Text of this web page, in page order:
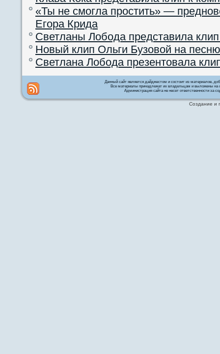
«Ты не смогла простить» —
Егора Крида
Светланы Лобода представила
Новый клип Ольги Бузовой на
Светлана Лобода презентовала
Данный сайт является дайджестом и состоит из материалов,
Все материалы принадлежат их владельцам и выложены на
Администрация сайта не несет ответственности за
Создание и